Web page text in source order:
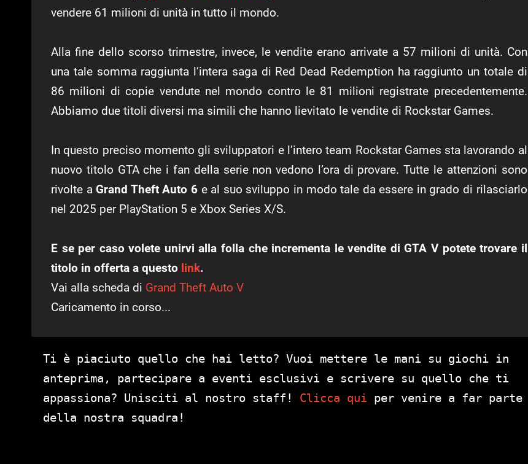
vendere 61 milioni di unità in tutto il mondo.
Alla fine dello scorso trimestre, invece, le vendite erano arrivate a 57 milioni di unità. Con
una tale somma raggiunta l’intera saga di Red Dead Redemption ha raggiunto un totale di
86 milioni di copie vendute nel mondo contro le 81 milioni registrate precedentemente.
Abbiamo due titoli diversi ma simili che hanno lievitato le vendite di Rockstar Games.
In questo preciso momento gli sviluppatori e l’intero team Rockstar Games sta lavorando al
nuovo titolo GTA che i fan della serie non vedono l’ora di provare. Tutte le attenzioni sono
rivolte aGrand Theft Auto 6e al suo sviluppo in modo tale da essere in grado di rilasciarlo
nel 2025 per PlayStation 5 e Xbox Series X/S.
E se per caso volete unirvi alla folla che incrementa le vendite di GTA V potete trovare il
titolo in offerta a questo link.
Vai alla scheda di Grand Theft Auto V
Caricamento in corso...
Ti è piaciuto quello che hai letto? Vuoi mettere le mani su giochi in
anteprima, partecipare a eventi esclusivi e scrivere su quello che ti
appassiona? Unisciti al nostro staff! Clicca qui per venire a far parte
della nostra squadra!